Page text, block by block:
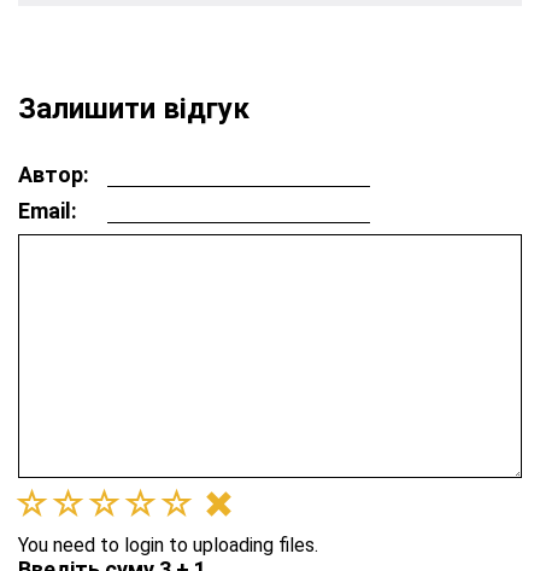
Залишити відгук
Автор:
Email:
You need to login to uploading files.